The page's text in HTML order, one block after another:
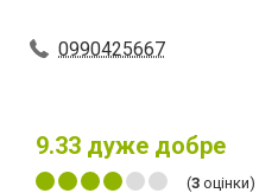
0990425667
9.33 дуже добре
(3 оцінки)